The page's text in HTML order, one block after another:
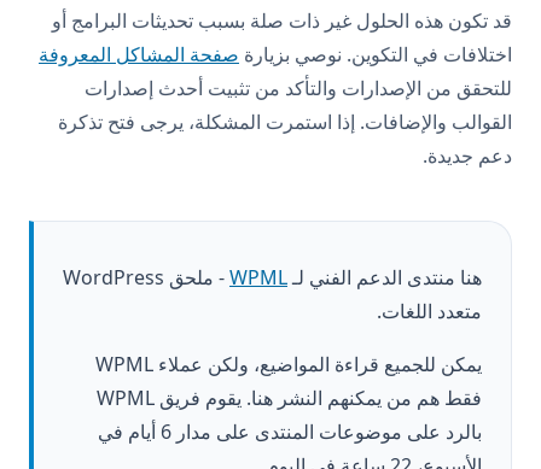
قد تكون هذه الحلول غير ذات صلة بسبب تحديثات البرامج أو
اختلافات في التكوين. نوصي بزيارة صفحة المشاكل المعروفة
للتحقق من الإصدارات والتأكد من تثبيت أحدث إصدارات
القوالب والإضافات. إذا استمرت المشكلة، يرجى فتح تذكرة
دعم جديدة.
هنا منتدى الدعم الفني لـWPML
- ملحق WordPress
متعدد اللغات.
يمكن للجميع قراءة المواضيع، ولكن عملاء WPML
فقط هم من يمكنهم النشر هنا. يقوم فريق WPML
بالرد على موضوعات المنتدى على مدار 6 أيام في